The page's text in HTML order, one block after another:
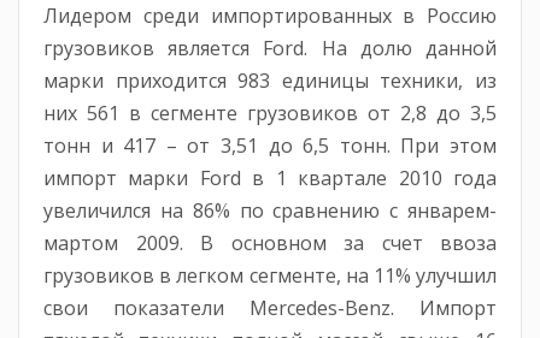
Лидером среди импортированных в Россию
грузовиков является Ford. На долю данной
марки приходится 983 единицы техники, из
них 561 в сегменте грузовиков от 2,8 до 3,5
тонн и 417 – от 3,51 до 6,5 тонн. При этом
импорт марки Ford в 1 квартале 2010 года
увеличился на 86% по сравнению с январем-
мартом 2009. В основном за счет ввоза
грузовиков в легком сегменте, на 11% улучшил
свои показатели Mercedes-Benz. Импорт